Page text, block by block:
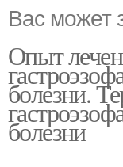
Вас может
Опыт
болезни.
болезни